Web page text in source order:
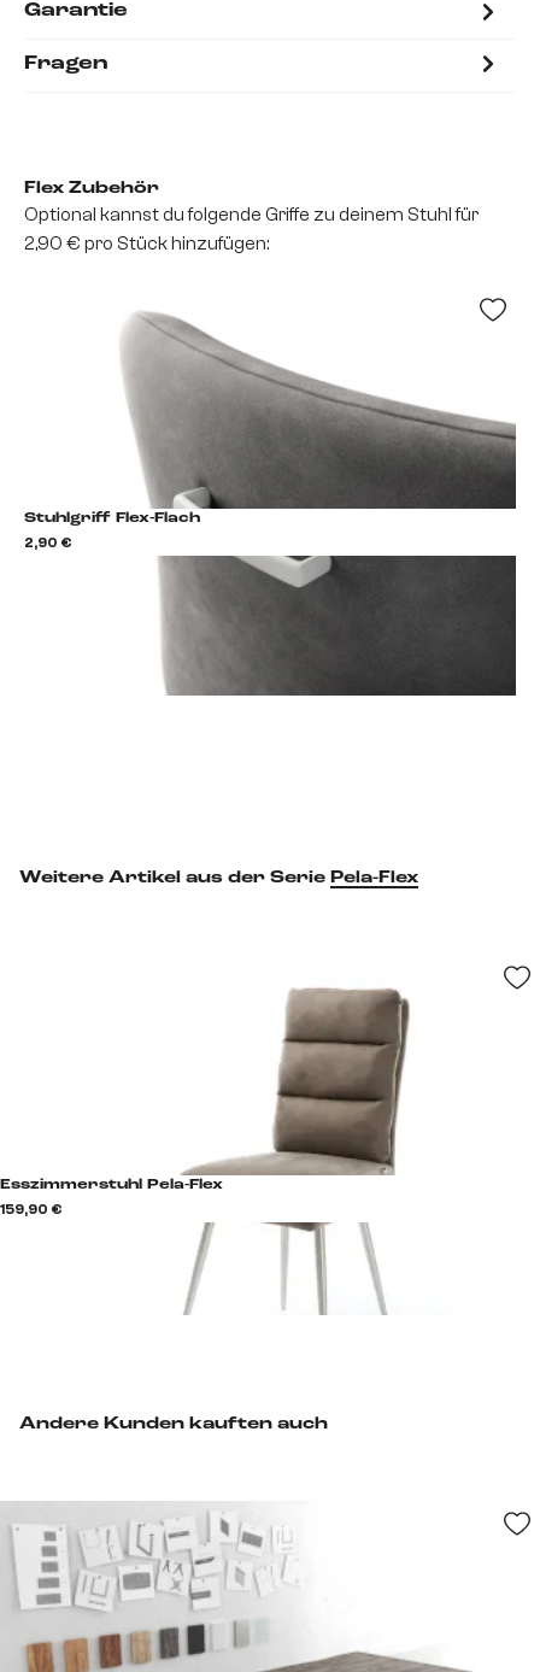
Garantie
Fragen
Flex Zubehör
Optional kannst du folgende Griffe zu deinem Stuhl für
2,90 € pro Stück hinzufügen:
Stuhlgriff Flex-Flach
2,90 €
Stuhlgriff hinzufügen
Andere Kunden kauften auch
Weitere Artikel aus der Serie Pela-Flex
Esszimmerstuhl Pela-Flex
159,90 €